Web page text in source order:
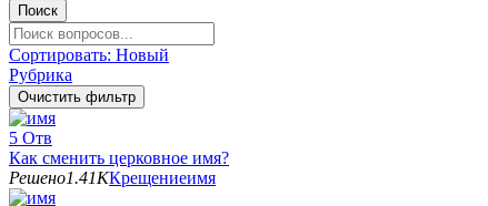
Поиск
Сортировать: Новый
Рубрика
Очистить фильтр
5 Отв
Как сменить церковное имя?
Решено1.41KКрещениеимя